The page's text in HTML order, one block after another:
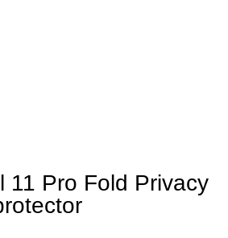
11 Pro Fold Privacy